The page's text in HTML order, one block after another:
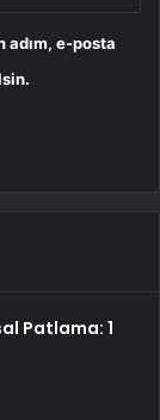
adım, e-posta
Patlama: 1